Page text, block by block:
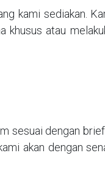
kami sediakan.
khusus atau
sesuai dengan
akan dengan